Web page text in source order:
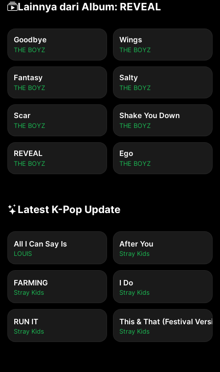
Lainnya dari Album: REVEAL
Goodbye
THE BOYZ
Wings
THE BOYZ
Fantasy
THE BOYZ
Salty
THE BOYZ
Scar
THE BOYZ
Shake You Down
THE BOYZ
REVEAL
THE BOYZ
Ego
THE BOYZ
Latest K-Pop Update
All I Can Say Is
LOUIS
After You
Stray Kids
FARMING
Stray Kids
I Do
Stray Kids
RUN IT
Stray Kids
This & That (Festival
Stray Kids